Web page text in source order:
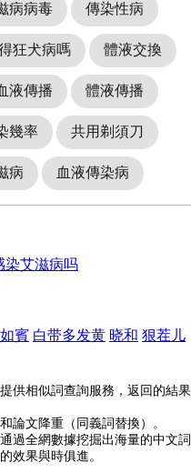
病病毒 傳染性病
狂犬病嗎 體液交換
液傳播 體液傳播
幾率 共用剃須刀
病 血液傳染病
染艾滋病吗
賓 白带多发黄 晓和 狠茬儿
供相似詞查詢服務，返回的結果
論文降重（同義詞替換）。
過全網數據挖掘出海量的中文詞
效果與時俱進。